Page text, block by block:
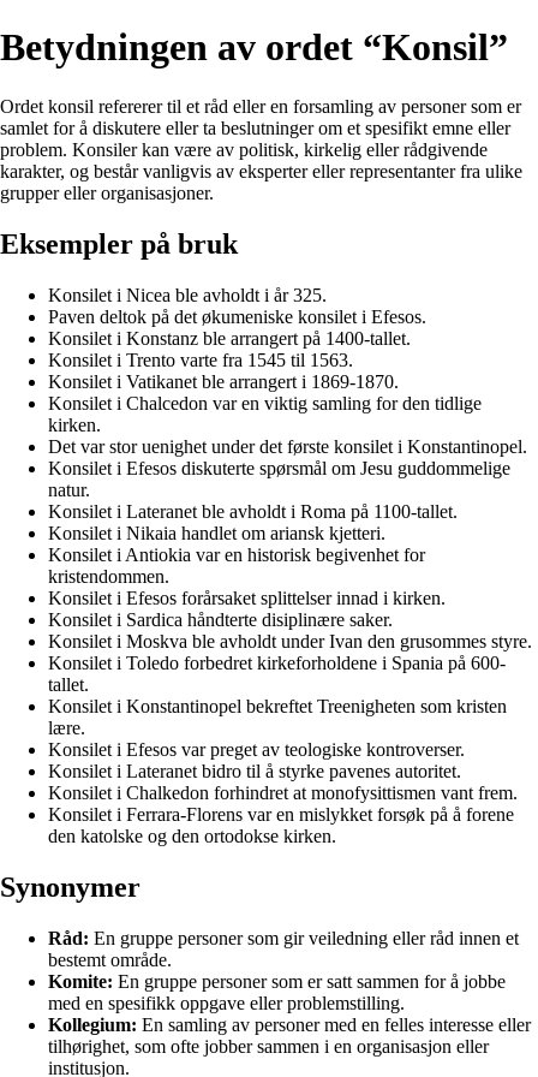
Betydningen av ordet “Konsil”
Ordet konsil refererer til et råd eller en forsamling av personer som er
samlet for å diskutere eller ta beslutninger om et spesifikt emne eller
problem. Konsiler kan være av politisk, kirkelig eller rådgivende
karakter, og består vanligvis av eksperter eller representanter fra ulike
grupper eller organisasjoner.
Eksempler på bruk
Konsilet i Nicea ble avholdt i år 325.
Paven deltok på det økumeniske konsilet i Efesos.
Konsilet i Konstanz ble arrangert på 1400-tallet.
Konsilet i Trento varte fra 1545 til 1563.
Konsilet i Vatikanet ble arrangert i 1869-1870.
Konsilet i Chalcedon var en viktig samling for den tidlige
kirken.
Det var stor uenighet under det første konsilet i Konstantinopel.
Konsilet i Efesos diskuterte spørsmål om Jesu guddommelige
natur.
Konsilet i Lateranet ble avholdt i Roma på 1100-tallet.
Konsilet i Nikaia handlet om ariansk kjetteri.
Konsilet i Antiokia var en historisk begivenhet for
kristendommen.
Konsilet i Efesos forårsaket splittelser innad i kirken.
Konsilet i Sardica håndterte disiplinære saker.
Konsilet i Moskva ble avholdt under Ivan den grusommes styre.
Konsilet i Toledo forbedret kirkeforholdene i Spania på 600-
tallet.
Konsilet i Konstantinopel bekreftet Treenigheten som kristen
lære.
Konsilet i Efesos var preget av teologiske kontroverser.
Konsilet i Lateranet bidro til å styrke pavenes autoritet.
Konsilet i Chalkedon forhindret at monofysittismen vant frem.
Konsilet i Ferrara-Florens var en mislykket forsøk på å forene
den katolske og den ortodokse kirken.
Synonymer
Råd: En gruppe personer som gir veiledning eller råd innen et
bestemt område.
Komite: En gruppe personer som er satt sammen for å jobbe
med en spesifikk oppgave eller problemstilling.
Kollegium: En samling av personer med en felles interesse eller
tilhørighet, som ofte jobber sammen i en organisasjon eller
institusjon.